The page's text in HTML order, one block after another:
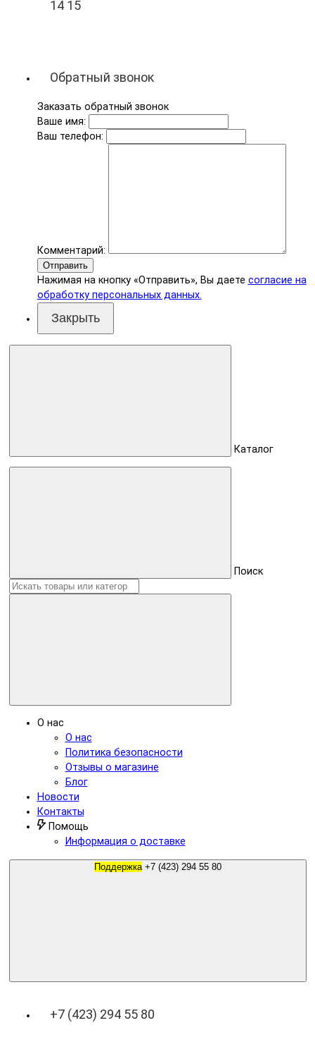
14 15
Обратный звонок
Заказать обратный звонок
Ваше имя:
Ваш телефон:
Комментарий:
Отправить
Нажимая на кнопку «Отправить», Вы даете согласие на
обработку персональных данных.
Закрыть
Каталог
Поиск
О нас
О нас
Политика безопасности
Отзывы о магазине
Блог
Новости
Контакты
Помощь
Информация о доставке
Поддержка +7 (423) 294 55 80
+7 (423) 294 55 80